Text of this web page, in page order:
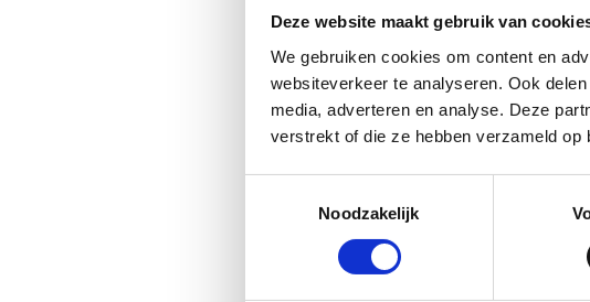
Deze website maakt gebruik van
We gebruiken cookies om content en
websiteverkeer te analyseren. Ook
media, adverteren en analyse. Deze
verstrekt of die ze hebben verzameld
NoodzakelijkVoor